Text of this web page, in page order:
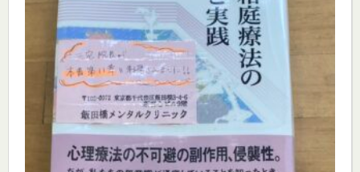
流しており、それなりにご好評をいただいていたのです
が、転院を機に「モーツァルト」にしました。